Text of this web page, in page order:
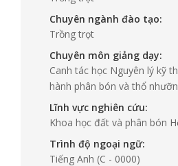
Chuyên ngành đào tạo:
Trồng trọt
Chuyên môn giảng dạy:
Canh tác học Nguyên lý kỹ
hành phân bón và thổ
Lĩnh vực nghiên cứu:
Khoa học đất và phân bón
Trình độ ngoại ngữ:
Tiếng Anh (C - 0000)